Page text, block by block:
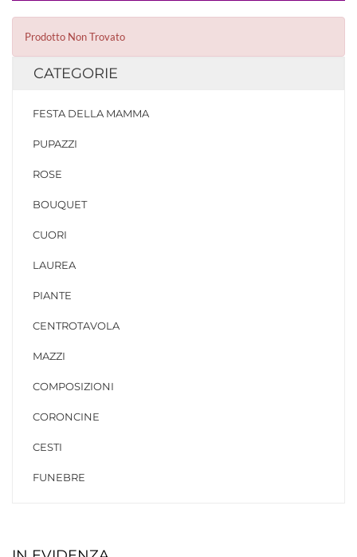
Prodotto Non Trovato
CATEGORIE
FESTA DELLA MAMMA
PUPAZZI
ROSE
BOUQUET
CUORI
LAUREA
PIANTE
CENTROTAVOLA
MAZZI
COMPOSIZIONI
CORONCINE
CESTI
FUNEBRE